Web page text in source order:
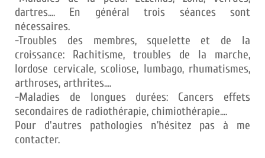
dartres.... En général trois séances sont
nécessaires.
-Troubles des membres, squelette et de la
croissance: Rachitisme, troubles de la marche,
lordose cervicale, scoliose, lumbago, rhumatismes,
arthroses, arthrites....
-Maladies de longues durées: Cancers effets
secondaires de radiothérapie, chimiothérapie....
Pour d'autres pathologies n’hésitez pas à me
contacter.